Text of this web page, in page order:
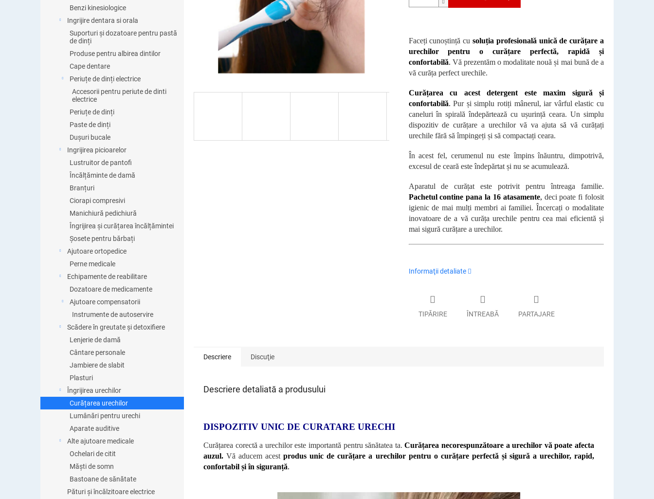
Benzi kinesiologice
Ingrijire dentara si orala
Suporturi și dozatoare pentru pastă
de dinți
Produse pentru albirea dintilor
Cape dentare
Periuțe de dinți electrice
Accesorii pentru periute de dinti
electrice
Periuțe de dinți
Paste de dinți
Dușuri bucale
Ingrijirea picioarelor
Lustruitor de pantofi
Încălțăminte de damă
Branțuri
Ciorapi compresivi
Manichiură pedichiură
Îngrijirea și curățarea încălțămintei
Șosete pentru bărbați
Ajutoare ortopedice
Perne medicale
Echipamente de reabilitare
Dozatoare de medicamente
Ajutoare compensatorii
Instrumente de autoservire
Scădere în greutate și detoxifiere
Lenjerie de damă
Cântare personale
Jambiere de slabit
Plasturi
Îngrijirea urechilor
Curățarea urechilor
Lumânări pentru urechi
Aparate auditive
Alte ajutoare medicale
Ochelari de citit
Măști de somn
Bastoane de sănătate
Pături și încălzitoare electrice
Faceți cunoștință cu soluția profesională unică de curățare a
urechilor pentru o curățare perfectă, rapidă și
confortabilă. Vă prezentăm o modalitate nouă și mai bună de a
vă curăța perfect urechile.
Curățarea cu acest detergent este maxim sigură și
confortabilă. Pur și simplu rotiți mânerul, iar vârful elastic cu
caneluri în spirală îndepărtează cu ușurință ceara. Un simplu
dispozitiv de curățare a urechilor vă va ajuta să vă curățați
urechile fără să împingeți și să compactați ceara.
În acest fel, cerumenul nu este împins înăuntru, dimpotrivă,
excesul de ceară este îndepărtat și nu se acumulează.
Aparatul de curățat este potrivit pentru întreaga familie.
Pachetul contine pana la 16 atasamente, deci poate fi folosit
igienic de mai mulți membri ai familiei. Încercați o modalitate
inovatoare de a vă curăța urechile pentru cea mai eficientă și
mai sigură curățare a urechilor.
Informaţii detaliate
TIPĂRIRE ÎNTREABĂ PARTAJARE
Descriere Discuţie
Descriere detaliată a produsului
DISPOZITIV UNIC DE CURATARE URECHI
Curățarea corectă a urechilor este importantă pentru sănătatea ta.Curățarea necorespunzătoare a urechilor vă poate afecta
auzul. Vă aducem acestprodus unic de curățare a urechilor pentru o curățare perfectă și sigură a urechilor, rapid,
confortabil și în siguranță.